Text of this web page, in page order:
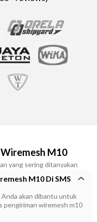
M10
yang sering ditanyakan
M10 Di SMS
akan dibantu untuk
pengiriman wiremesh m10